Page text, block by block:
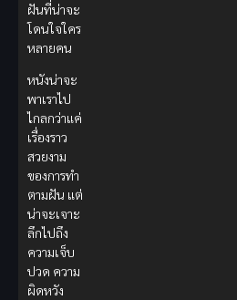
ฝันที่น่าจะ
โดนใจใคร
หลายคน
หนังน่าจะ
พาเราไป
ไกลกว่าแค่
เรื่องราว
สวยงาม
ของการทำ
ตามฝัน แต่
น่าจะเจาะ
ลึกไปถึง
ความเจ็บ
ปวด ความ
ผิดหวัง